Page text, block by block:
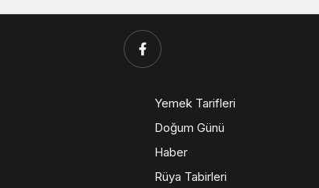
Yemek Tarifleri
Doğum Günü
Haber
Rüya Tabirleri